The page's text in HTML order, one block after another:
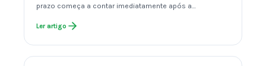
prazo começa a contar imediatamente após a…
Ler artigo